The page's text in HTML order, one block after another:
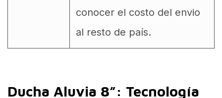
conocer el costo del envio
al resto de país.
Ducha Aluvia 8”: Tecnología